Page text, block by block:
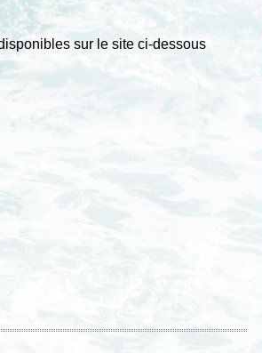
sur le site ci-dessous